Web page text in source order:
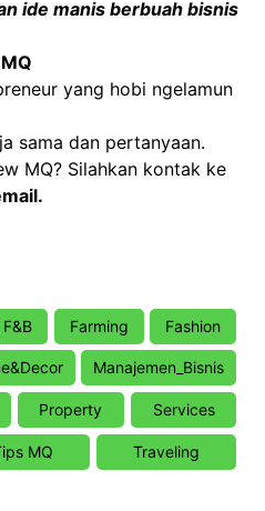
ide manis berbuah bisnis
MQ
yang hobi ngelamun
sama dan pertanyaan.
MQ? Silahkan kontak ke
.
F&B Farming Fashion
Manajemen_Bisnis
Property Services
MQ Traveling